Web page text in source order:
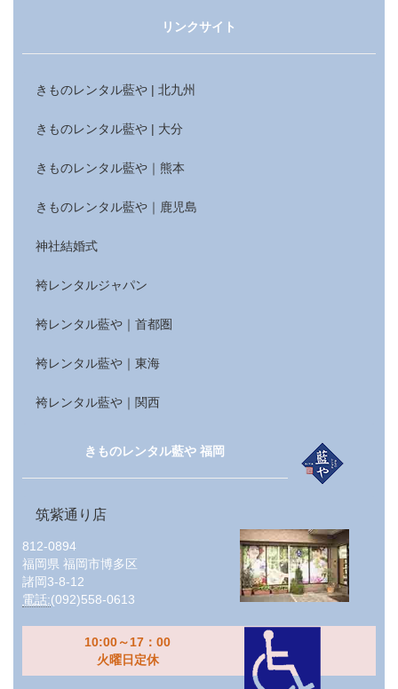
リンクサイト
きものレンタル藍や | 北九州
きものレンタル藍や | 大分
きものレンタル藍や｜熊本
きものレンタル藍や｜鹿児島
神社結婚式
袴レンタルジャパン
袴レンタル藍や｜首都圏
袴レンタル藍や｜東海
袴レンタル藍や｜関西
きものレンタル藍や 福岡
筑紫通り店
812-0894
福岡県 福岡市博多区
諸岡3-8-12
電話:(092)558-0613
10:00～17：00
火曜日定休